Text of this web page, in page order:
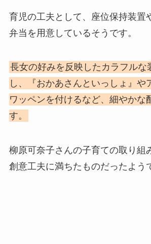
育児の工夫として、座位保持装置
弁当を用意しているそうです。
長女の好みを反映したカラフルな
し、『おかあさんといっしょ』や
ワッペンを付けるなど、細やかな
す。
柳原可奈子さんの子育ての取り組
創意工夫に満ちたものだったよう